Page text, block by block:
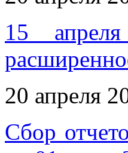
15
20 апреля
Сбор